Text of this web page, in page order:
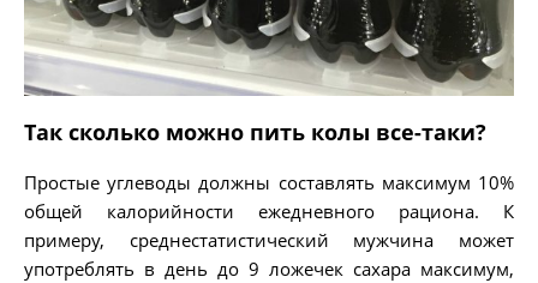
Так сколько можно пить колы все-таки?
Простые углеводы должны составлять максимум 10%
общей калорийности ежедневного рациона. К
примеру, среднестатистический мужчина может
употреблять в день до 9 ложечек сахара максимум,